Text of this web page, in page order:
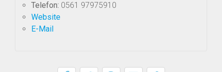
Telefon: 0561 97975910
Website
E-Mail